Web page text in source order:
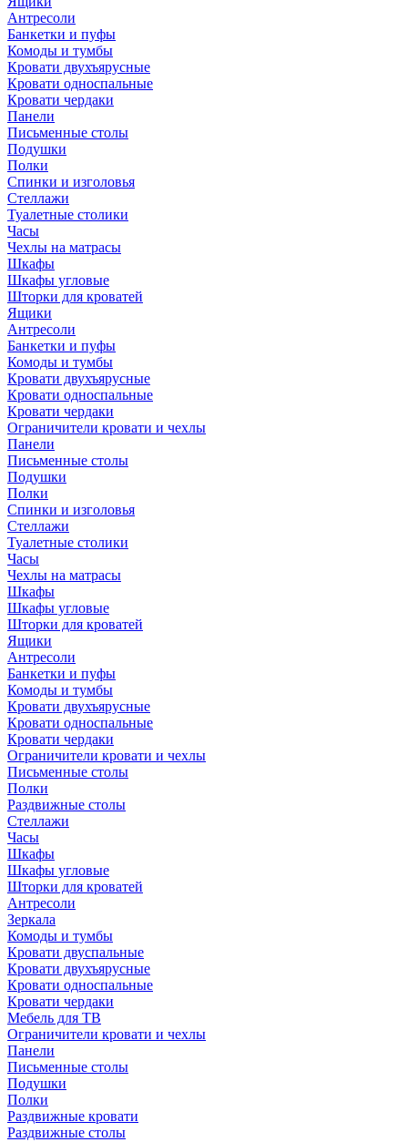
Антресоли
Банкетки и пуфы
Комоды и тумбы
Кровати двухъярусные
Кровати односпальные
Кровати чердаки
Панели
Письменные столы
Подушки
Полки
Спинки и изголовья
Стеллажи
Туалетные столики
Часы
Чехлы на матрасы
Шкафы
Шкафы угловые
Шторки для кроватей
Ящики
Антресоли
Банкетки и пуфы
Комоды и тумбы
Кровати двухъярусные
Кровати односпальные
Кровати чердаки
Ограничители кровати и чехлы
Панели
Письменные столы
Подушки
Полки
Спинки и изголовья
Стеллажи
Туалетные столики
Часы
Чехлы на матрасы
Шкафы
Шкафы угловые
Шторки для кроватей
Ящики
Антресоли
Банкетки и пуфы
Комоды и тумбы
Кровати двухъярусные
Кровати односпальные
Кровати чердаки
Ограничители кровати и чехлы
Письменные столы
Полки
Раздвижные столы
Стеллажи
Часы
Шкафы
Шкафы угловые
Шторки для кроватей
Антресоли
Зеркала
Комоды и тумбы
Кровати двуспальные
Кровати двухъярусные
Кровати односпальные
Кровати чердаки
Мебель для ТВ
Ограничители кровати и чехлы
Панели
Письменные столы
Подушки
Полки
Раздвижные кровати
Раздвижные столы